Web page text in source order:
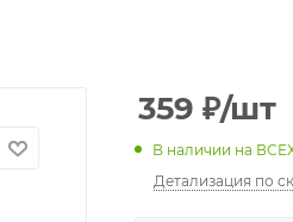
359 ₽/шт
В наличии на
Детализация по